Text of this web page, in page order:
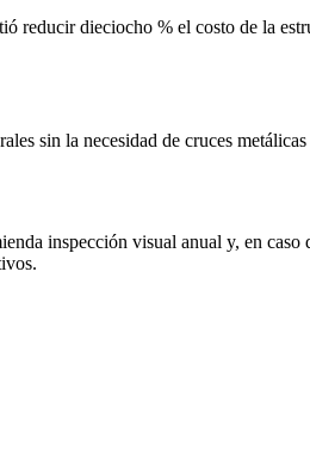
reducir dieciocho % el costo de la
sin la necesidad de cruces
inspección visual anual y, en